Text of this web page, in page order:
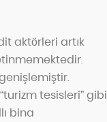
aktörleri artık
tesisleri” gibi
bina